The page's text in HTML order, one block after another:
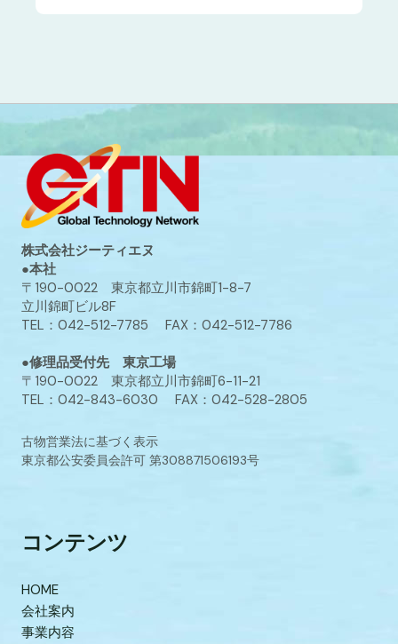
株式会社ジーティエヌ
●本社
〒190-0022 東京都立川市錦町1-8-7
立川錦町ビル8F
TEL：042-512-7785 FAX：042-512-7786
●修理品受付先 東京工場
〒190-0022 東京都立川市錦町6-11-21
TEL：042-843-6030 FAX：042-528-2805
古物営業法に基づく表示
東京都公安委員会許可 第308871506193号
コンテンツ
HOME
会社案内
事業内容